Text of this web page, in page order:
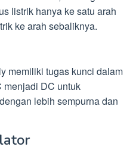
listrik hanya ke satu arah
ke arah sebaliknya.
memiliki tugas kunci dalam
menjadi DC untuk
lebih sempurna dan